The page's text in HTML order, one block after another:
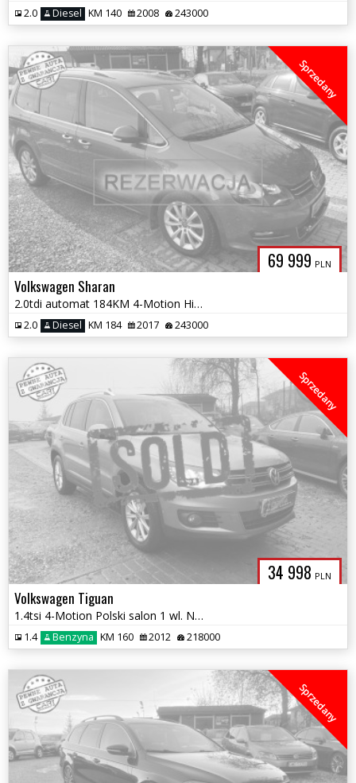
2.0 Diesel KM 140 2008 243000
69 999 PLN
Sprzedany
Volkswagen Sharan
2.0tdi automat 184KM 4-Motion High-Line 7 os. Full serwis 1.r.gwaranc
2.0 Diesel KM 184 2017 243000
34 998 PLN
Sprzedany
Volkswagen Tiguan
1.4tsi 4-Motion Polski salon 1 wl. Navi kamera ledy bi xenon 1.r.gwara
1.4 Benzyna KM 160 2012 218000
Sprzedany